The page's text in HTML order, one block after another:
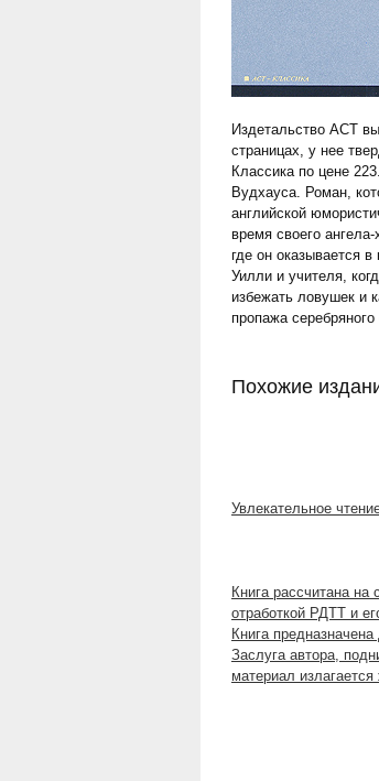
Издетальство АСТ
страницах, у нее
Классика по цене
Вудхауса. Роман,
английской
время своего
где он оказывается
Уилли и учителя,
избежать ловушек и
пропажа
Похожие
Увлекательное
Книга рассчитана на
отработкой РДТТ и
Книга
Заслуга автора,
материал